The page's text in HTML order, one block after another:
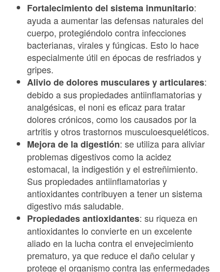
Fortalecimiento del sistema inmunitario:
ayuda a aumentar las defensas naturales del
cuerpo, protegiéndolo contra infecciones
bacterianas, virales y fúngicas. Esto lo hace
especialmente útil en épocas de resfriados y
gripes.
Alivio de dolores musculares y articulares:
debido a sus propiedades antiinflamatorias y
analgésicas, el noni es eficaz para tratar
dolores crónicos, como los causados por la
artritis y otros trastornos musculoesqueléticos.
Mejora de la digestión: se utiliza para aliviar
problemas digestivos como la acidez
estomacal, la indigestión y el estreñimiento.
Sus propiedades antiinflamatorias y
antioxidantes contribuyen a tener un sistema
digestivo más saludable.
Propiedades antioxidantes: su riqueza en
antioxidantes lo convierte en un excelente
aliado en la lucha contra el envejecimiento
prematuro, ya que reduce el daño celular y
protege el organismo contra las enfermedades